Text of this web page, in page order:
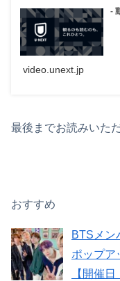
-
video.unext.jp
最後までお読みいた
おすすめ
BTSメン
ポップア
【開催